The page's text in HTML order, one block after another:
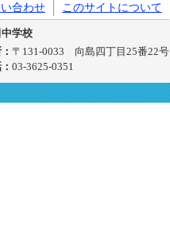
合わせ このサイトについて
学校
〒131-0033 向島四丁目25番22号
03-3625-0351